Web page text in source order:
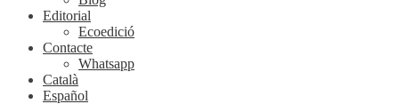
Editorial
Ecoedició
Contacte
Whatsapp
Català
Español